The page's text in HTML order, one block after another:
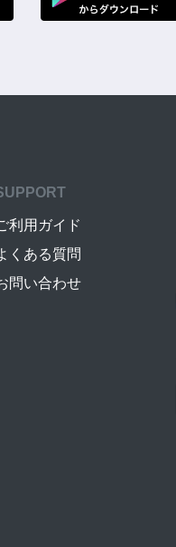
利用ガイド
くある質問
問い合わせ